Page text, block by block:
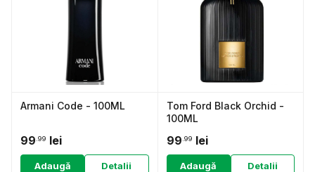
Armani Code - 100ML
99 .99 lei
Adaugă Detalii
Tom Ford Black Orchid -
100ML
99 .99 lei
Adaugă Detalii